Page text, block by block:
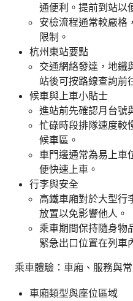
通便利。提前到站以
安檢流程通常較嚴格
限制。
杭州東站要點
交通網絡發達，地鐵
站後可按路線查詢前
候車與上車小貼士
進站前先確認月台號
忙碌時段排隊速度較
候車區。
車門邊通常為易上車
便快速上車。
行李與安全
高鐵車廂對於大型行
放置以免影響他人。
乘車期間保持隨身物
緊急出口位置在列車
乘車體驗：車廂、服務與
車廂類型與座位區域